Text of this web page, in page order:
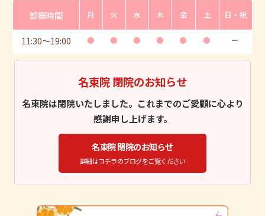
診察時間 月 火 水 木 金 土 日・祝
11:30〜19:00 ● ● ● ● ● ● ー
名東院 閉院のお知らせ
名東院は閉院いたしました。これまでのご愛顧に心より
感謝申し上げます。
名東院 閉院のお知らせ
詳細はコチラのブログをご覧ください